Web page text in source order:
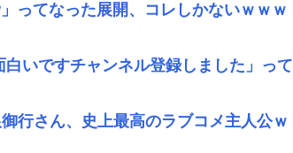
ってなった展開、コレしかないｗｗｗ
白いですチャンネル登録しました」って
行さん、史上最高のラブコメ主人公ｗ